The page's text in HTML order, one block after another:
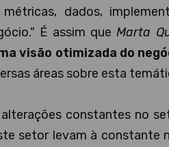
métricas, dados,
É assim queMarta
visão otimizada do
áreas sobre esta
constantes no
setor levam à constante